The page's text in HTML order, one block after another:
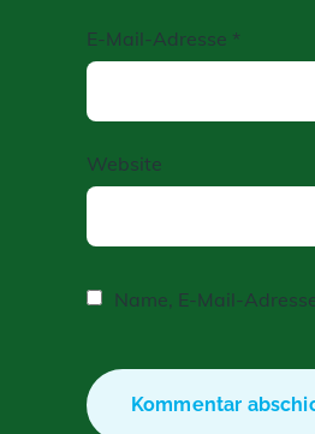
E-Mail-Adresse *
Website
Name, E-Mail-